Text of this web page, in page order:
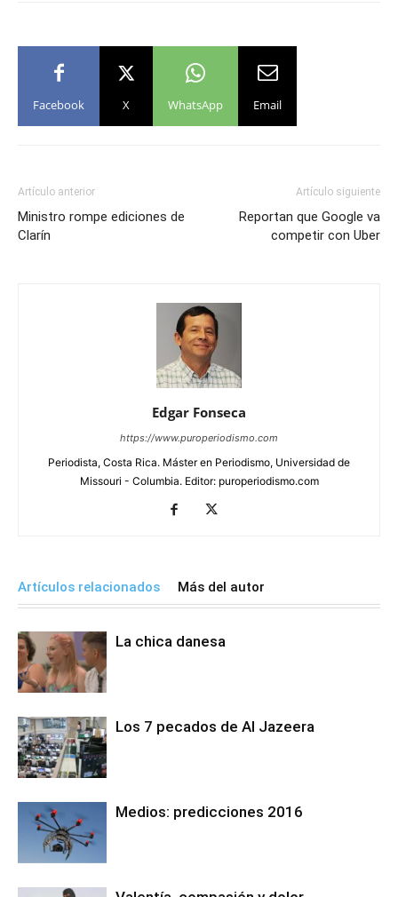
Facebook X WhatsApp Email
Artículo anterior
Ministro rompe ediciones de
Clarín
Artículo siguiente
Reportan que Google va
competir con Uber
Edgar Fonseca
https://www.puroperiodismo.com
Periodista, Costa Rica. Máster en Periodismo, Universidad de
Missouri - Columbia. Editor: puroperiodismo.com
Artículos relacionados Más del autor
La chica danesa
Los 7 pecados de Al Jazeera
Medios: predicciones 2016